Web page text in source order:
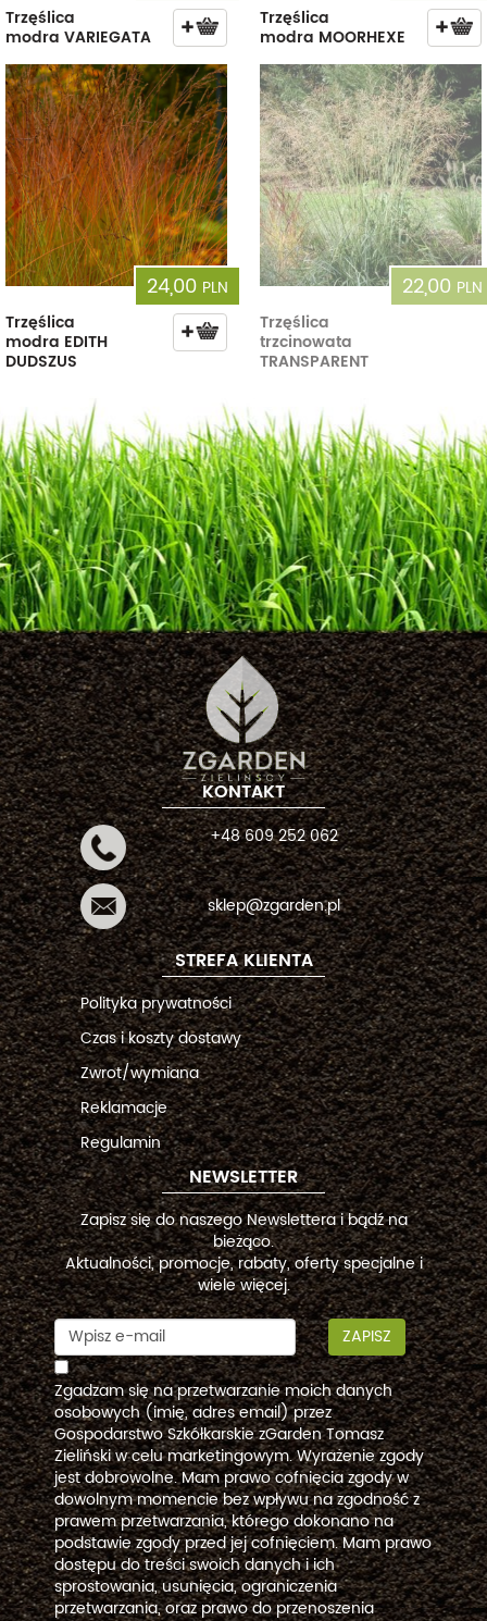
Trzęślica
modra VARIEGATA
Trzęślica
modra MOORHEXE
24,00 PLN
Trzęślica
modra EDITH
DUDSZUS
22,00 PLN
Trzęślica
trzcinowata
TRANSPARENT
KONTAKT
+48 609 252 062
sklep@zgarden.pl
STREFA KLIENTA
Polityka prywatności
Czas i koszty dostawy
Zwrot/wymiana
Reklamacje
Regulamin
NEWSLETTER
Zapisz się do naszego Newslettera i bądź na
bieżąco.
Aktualności, promocje, rabaty, oferty specjalne i
wiele więcej.
ZAPISZ
Zgadzam się na przetwarzanie moich danych
osobowych (imię, adres email) przez
Gospodarstwo Szkółkarskie zGarden Tomasz
Zieliński w celu marketingowym. Wyrażenie zgody
jest dobrowolne. Mam prawo cofnięcia zgody w
dowolnym momencie bez wpływu na zgodność z
prawem przetwarzania, którego dokonano na
podstawie zgody przed jej cofnięciem. Mam prawo
dostępu do treści swoich danych i ich
sprostowania, usunięcia, ograniczenia
przetwarzania, oraz prawo do przenoszenia